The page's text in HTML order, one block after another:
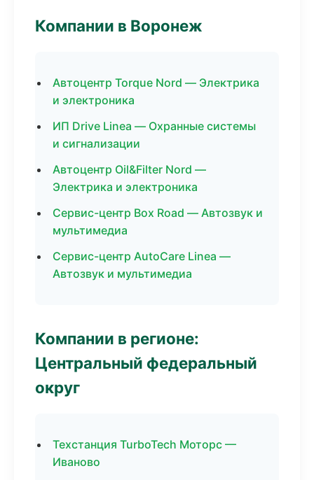
Компании в Воронеж
Автоцентр Torque Nord — Электрика
и электроника
ИП Drive Linea — Охранные системы
и сигнализации
Автоцентр Oil&Filter Nord —
Электрика и электроника
Сервис-центр Box Road — Автозвук и
мультимедиа
Сервис-центр AutoCare Linea —
Автозвук и мультимедиа
Компании в регионе:
Центральный федеральный
округ
Техстанция TurboTech Моторс —
Иваново